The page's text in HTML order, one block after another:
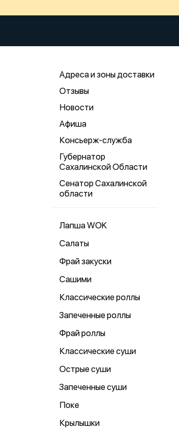
Адреса и зоны доставки
Отзывы
Новости
Афиша
Консьерж-служба
Губернатор
Сахалинской Области
Сенатор Сахалинской
области
Лапша WOK
Салаты
Фрай закуски
Сашими
Классические роллы
Запеченные роллы
Фрай роллы
Классические суши
Острые суши
Запеченные суши
Поке
Крылышки